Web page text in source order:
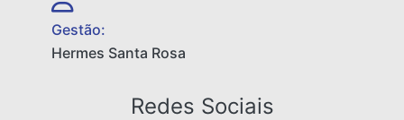
Gestão:
Hermes Santa Rosa
Redes Sociais